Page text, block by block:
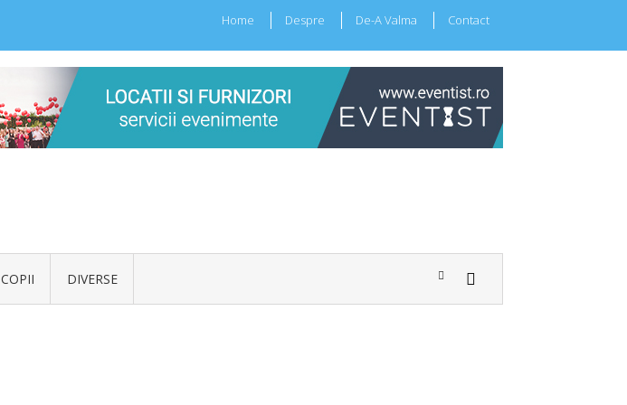
Home Despre De-A Valma Contact
COPII DIVERSE